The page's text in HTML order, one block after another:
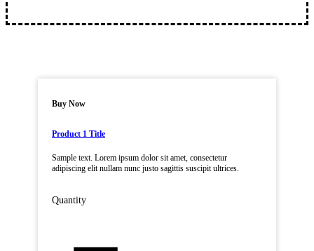
Buy Now
Product 1 Title
Sample text. Lorem ipsum dolor sit amet, consectetur
adipiscing elit nullam nunc justo sagittis suscipit ultrices.
Quantity